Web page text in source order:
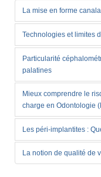
La mise en forme
Technologies et limites
Particularité
palatines
Mieux comprendre le
charge en Odontologie
Les péri-implantites :
La notion de qualité de